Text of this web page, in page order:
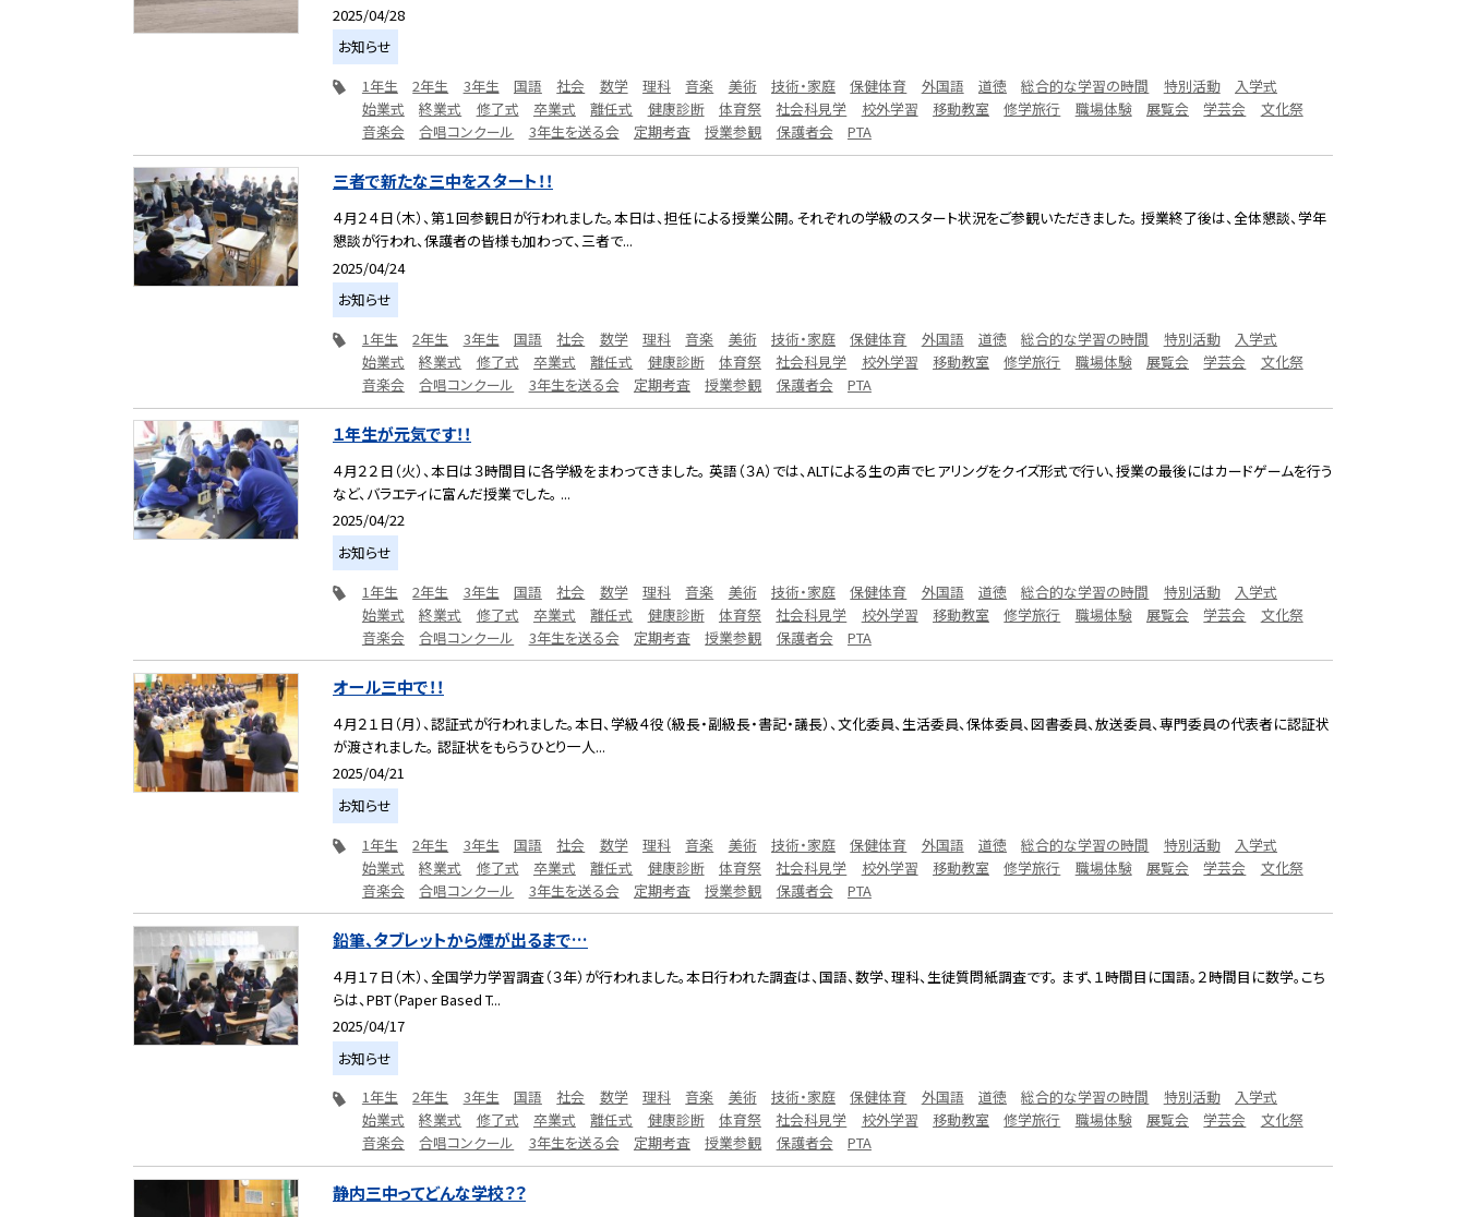
2025/04/28
お知らせ
1年生
2年生 3年生 国語 社会 数学 理科 音楽 美術 技術・家庭 保健体育 外国語 道徳 総合的な学習の時間 特別活動
入学式
始業式
終業式 修了式 卒業式 離任式 健康診断 体育祭 社会科見学 校外学習 移動教室 修学旅行 職場体験 展覧会 学芸会
文化祭
音楽会
合唱コンクール 3年生を送る会 定期考査 授業参観 保護者会 PTA
三者で新たな三中をスタート！！
４月２４日（木）、第１回参観日が行われました。本日は、担任による授業公開。それぞれの学級のスタート状況をご参観いただきました。 授業終了後は、全体懇談、学年
懇談が行われ、保護者の皆様も加わって、三者で...
2025/04/24
お知らせ
1年生
2年生 3年生 国語 社会 数学 理科 音楽 美術 技術・家庭 保健体育 外国語 道徳 総合的な学習の時間 特別活動
入学式
始業式
終業式 修了式 卒業式 離任式 健康診断 体育祭 社会科見学 校外学習 移動教室 修学旅行 職場体験 展覧会 学芸会
文化祭
音楽会
合唱コンクール 3年生を送る会 定期考査 授業参観 保護者会 PTA
１年生が元気です！！
４月２２日（火）、本日は３時間目に各学級をまわってきました。 英語（３A）では、ALTによる生の声でヒアリングをクイズ形式で行い、授業の最後にはカードゲームを行う
など、バラエティに富んだ授業でした。 ...
2025/04/22
お知らせ
1年生
2年生 3年生 国語 社会 数学 理科 音楽 美術 技術・家庭 保健体育 外国語 道徳 総合的な学習の時間 特別活動
入学式
始業式
終業式 修了式 卒業式 離任式 健康診断 体育祭 社会科見学 校外学習 移動教室 修学旅行 職場体験 展覧会 学芸会
文化祭
音楽会
合唱コンクール 3年生を送る会 定期考査 授業参観 保護者会 PTA
オール三中で！！
４月２１日（月）、認証式が行われました。本日、学級４役（級長・副級長・書記・議長）、文化委員、生活委員、保体委員、図書委員、放送委員、専門委員の代表者に認証状
が渡されました。 認証状をもらうひとり一人...
2025/04/21
お知らせ
1年生
2年生 3年生 国語 社会 数学 理科 音楽 美術 技術・家庭 保健体育 外国語 道徳 総合的な学習の時間 特別活動
入学式
始業式
終業式 修了式 卒業式 離任式 健康診断 体育祭 社会科見学 校外学習 移動教室 修学旅行 職場体験 展覧会 学芸会
文化祭
音楽会
合唱コンクール 3年生を送る会 定期考査 授業参観 保護者会 PTA
鉛筆、タブレットから煙が出るまで…
４月１７日（木）、全国学力学習調査（３年）が行われました。本日行われた調査は、国語、数学、理科、生徒質問紙調査です。 まず、１時間目に国語。２時間目に数学。こち
らは、PBT（Paper Based T...
2025/04/17
お知らせ
1年生
2年生 3年生 国語 社会 数学 理科 音楽 美術 技術・家庭 保健体育 外国語 道徳 総合的な学習の時間 特別活動
入学式
始業式
終業式 修了式 卒業式 離任式 健康診断 体育祭 社会科見学 校外学習 移動教室 修学旅行 職場体験 展覧会 学芸会
文化祭
音楽会
合唱コンクール 3年生を送る会 定期考査 授業参観 保護者会 PTA
静内三中ってどんな学校？？